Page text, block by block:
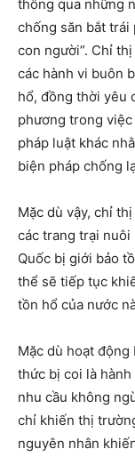
thông qua những
chống săn bắt trái
con người”. Chỉ
các hành vi buôn
hổ, đồng thời yêu
phương trong
pháp luật khác
biện pháp chống
Mặc dù vậy, chỉ
các trang trại nuôi
Quốc bị giới bảo
thể sẽ tiếp tục
tồn hổ của nước
Mặc dù hoạt động
thức bị coi là
nhu cầu không
chỉ khiến thị
nguyên nhân